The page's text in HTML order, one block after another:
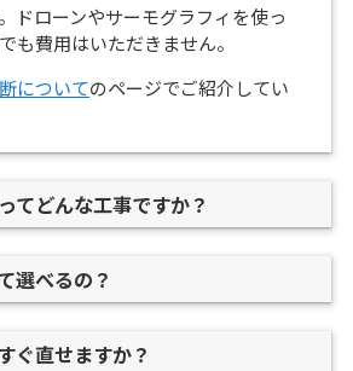
ドローンやサーモグラフィを使っ
も費用はいただきません。
についてのページでご紹介してい
てどんな工事ですか？
選べるの？
ぐ直せますか？